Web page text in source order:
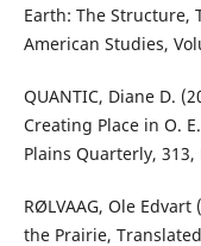
Earth: The Structure,
American Studies,
QUANTIC, Diane D.
Creating Place in O.
Plains Quarterly, 313,
RØLVAAG, Ole
the Prairie,